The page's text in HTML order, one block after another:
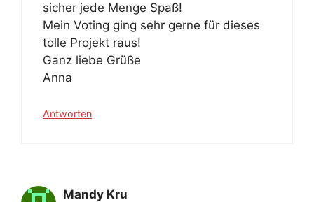
sicher jede Menge Spaß!
Mein Voting ging sehr gerne für dieses
tolle Projekt raus!
Ganz liebe Grüße
Anna
Antworten
Mandy Kru